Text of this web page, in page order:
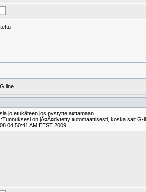
line
jo etukäteen jos pystytte auttamaan.
on jÃ¤Ã¤dytetty automaattisesti, koska sait G-
04:50:41 AM EEST 2009